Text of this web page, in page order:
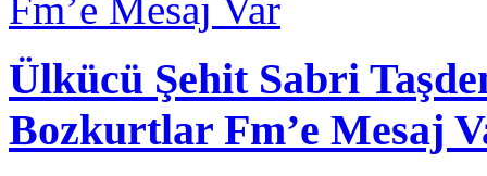
Ülkücü Şehit Sabri
Bozkurtlar Fm’e Mesaj